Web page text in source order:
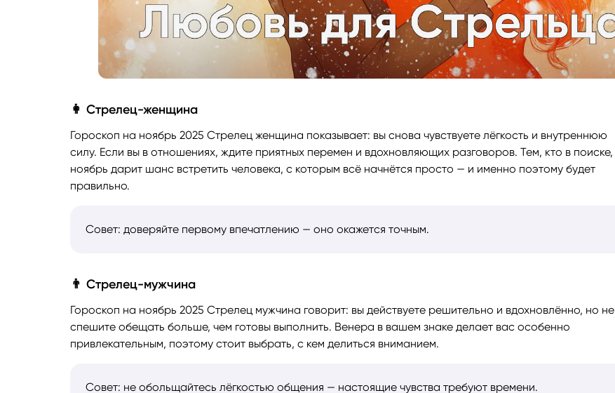
👩 Стрелец-женщина
Гороскоп на ноябрь 2025 Стрелец женщина показывает: вы снова чувствуете лёгкость и внутреннюю
силу. Если вы в отношениях, ждите приятных перемен и вдохновляющих разговоров. Тем, кто в поиске,
ноябрь дарит шанс встретить человека, с которым всё начнётся просто — и именно поэтому будет
правильно.
Совет: доверяйте первому впечатлению — оно окажется точным.
👨 Стрелец-мужчина
Гороскоп на ноябрь 2025 Стрелец мужчина говорит: вы действуете решительно и вдохновлённо, но не
спешите обещать больше, чем готовы выполнить. Венера в вашем знаке делает вас особенно
привлекательным, поэтому стоит выбрать, с кем делиться вниманием.
Совет: не обольщайтесь лёгкостью общения — настоящие чувства требуют времени.